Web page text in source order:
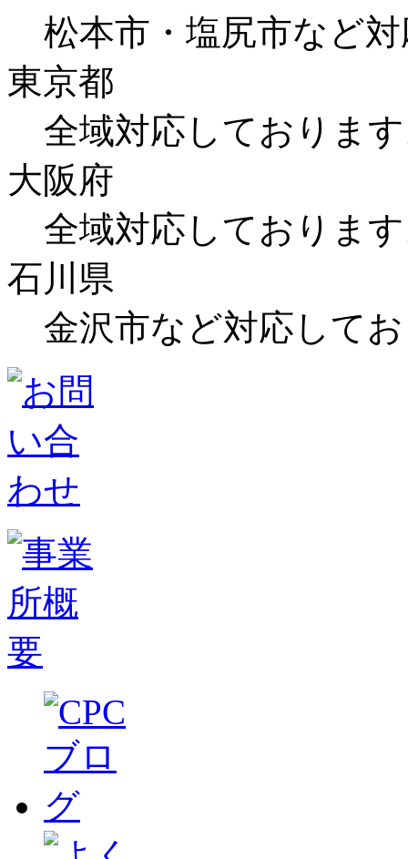
松本市・塩尻市など
東京都
全域対応しておりま
大阪府
全域対応しておりま
石川県
金沢市など対応して